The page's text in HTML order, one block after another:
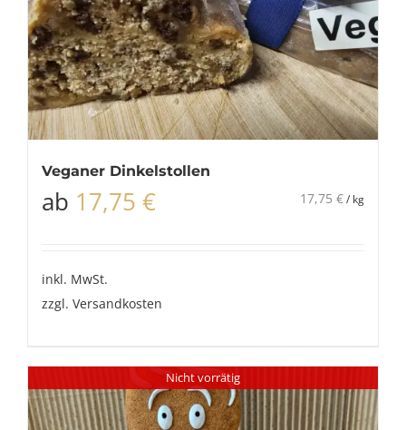
Veganer Dinkelstollen
ab 17,75 € 17,75 €/ kg
inkl. MwSt.
zzgl. Versandkosten
Nicht vorrätig